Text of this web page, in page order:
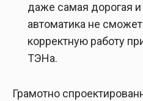
даже самая дорогая
автоматика не сможет
корректную работу
ТЭНа.
Грамотно